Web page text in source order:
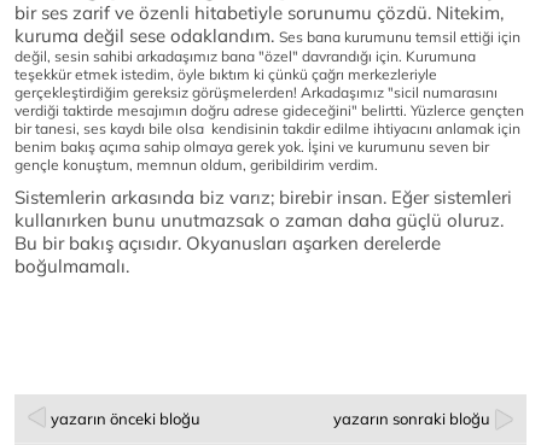
bir ses zarif ve özenli hitabetiyle sorunumu çözdü. Nitekim,
kuruma değil sese odaklandım. Ses bana kurumunu temsil ettiği için
değil, sesin sahibi arkadaşımız bana "özel" davrandığı için. Kurumuna
teşekkür etmek istedim, öyle bıktım ki çünkü çağrı merkezleriyle
gerçekleştirdiğim gereksiz görüşmelerden! Arkadaşımız "sicil numarasını
verdiği taktirde mesajımın doğru adrese gideceğini" belirtti. Yüzlerce gençten
bir tanesi, ses kaydı bile olsa kendisinin takdir edilme ihtiyacını anlamak için
benim bakış açıma sahip olmaya gerek yok. İşini ve kurumunu seven bir
gençle konuştum, memnun oldum, geribildirim verdim.
Sistemlerin arkasında biz varız; birebir insan. Eğer sistemleri
kullanırken bunu unutmazsak o zaman daha güçlü oluruz.
Bu bir bakış açısıdır. Okyanusları aşarken derelerde
boğulmamalı.
yazarın önceki bloğu yazarın sonraki bloğu